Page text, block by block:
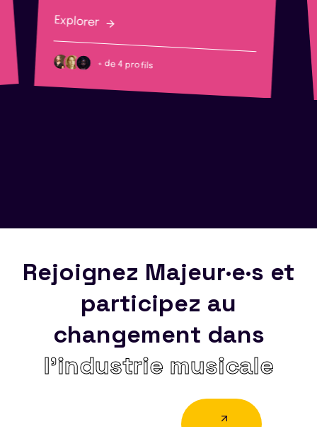
Explorer
+ de 4 profils
Rejoignez Majeur·e·s et
participez au
changement dans
l’industrie musicale